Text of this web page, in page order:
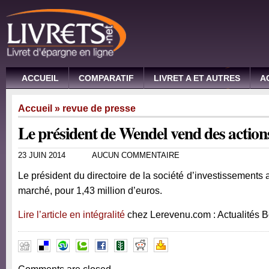
ACCUEIL COMPARATIF LIVRET A ET AUTRES
Accueil » revue de presse
Le président de Wendel vend des
23 JUIN 2014 AUCUN COMMENTAIRE
Le président du directoire de la société d’investissements
marché, pour 1,43 million d’euros.
Lire l’article en intégralité chez Lerevenu.com : Actualités